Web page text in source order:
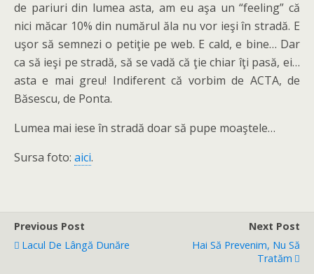
de pariuri din lumea asta, am eu aşa un “feeling” că
nici măcar 10% din numărul ăla nu vor ieşi în stradă. E
uşor să semnezi o petiţie pe web. E cald, e bine… Dar
ca să ieşi pe stradă, să se vadă că ţie chiar îţi pasă, ei…
asta e mai greu! Indiferent că vorbim de ACTA, de
Băsescu, de Ponta.
Lumea mai iese în stradă doar să pupe moaştele…
Sursa foto: aici.
Previous Post
Lacul De Lângă Dunăre
Next Post
Hai Să Prevenim, Nu Să
Tratăm